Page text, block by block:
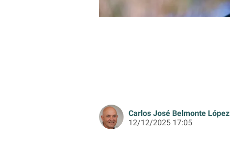
Carlos José Belmonte López
12/12/2025 17:05